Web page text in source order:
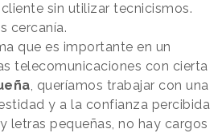
sin utilizar tecnicismos.
cercanía.
que es importante en un
telecomunicaciones con cierta
, queríamos trabajar con una
y a la confianza percibida
letras pequeñas, no hay cargos